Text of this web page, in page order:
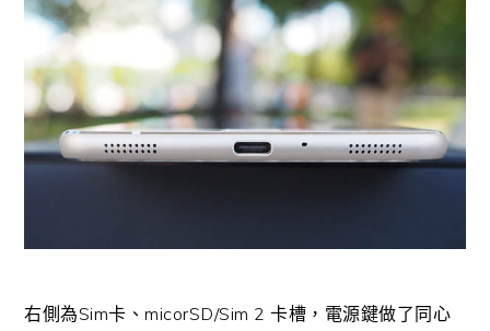
右側為Sim卡、micorSD/Sim 2 卡槽，電源鍵做了同心